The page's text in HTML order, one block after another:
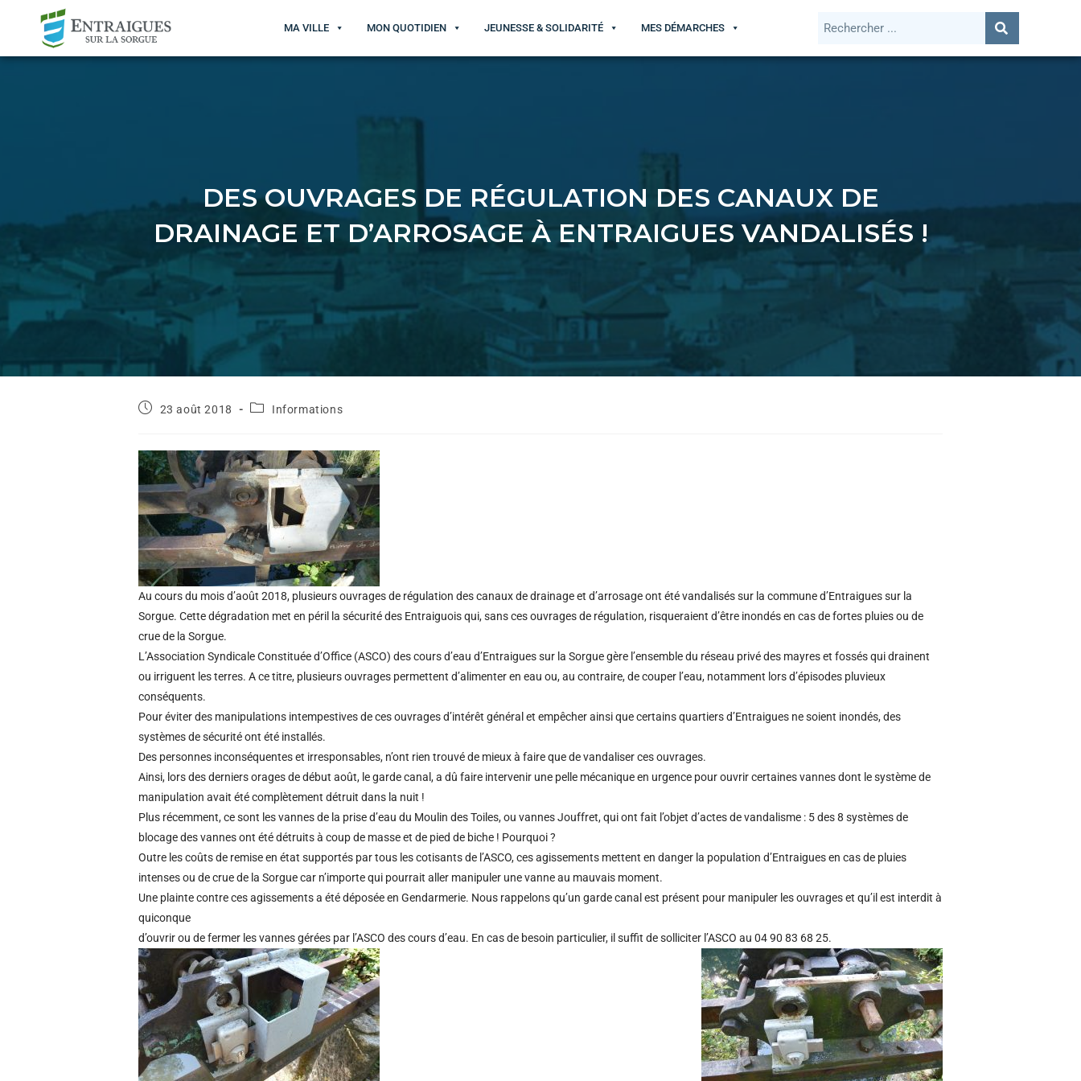
MA VILLE MON QUOTIDIEN JEUNESSE & SOLIDARITÉ MES DÉMARCHES
DES OUVRAGES DE RÉGULATION DES CANAUX DE
DRAINAGE ET D’ARROSAGE À ENTRAIGUES VANDALISÉS !
23 août 2018 Informations
Au cours du mois d’août 2018, plusieurs ouvrages de régulation des canaux de drainage et d’arrosage ont été vandalisés sur la commune d’Entraigues sur la
Sorgue. Cette dégradation met en péril la sécurité des Entraiguois qui, sans ces ouvrages de régulation, risqueraient d’être inondés en cas de fortes pluies ou de
crue de la Sorgue.
L’Association Syndicale Constituée d’Office (ASCO) des cours d’eau d’Entraigues sur la Sorgue gère l’ensemble du réseau privé des mayres et fossés qui drainent
ou irriguent les terres. A ce titre, plusieurs ouvrages permettent d’alimenter en eau ou, au contraire, de couper l’eau, notamment lors d’épisodes pluvieux
conséquents.
Pour éviter des manipulations intempestives de ces ouvrages d’intérêt général et empêcher ainsi que certains quartiers d’Entraigues ne soient inondés, des
systèmes de sécurité ont été installés.
Des personnes inconséquentes et irresponsables, n’ont rien trouvé de mieux à faire que de vandaliser ces ouvrages.
Ainsi, lors des derniers orages de début août, le garde canal, a dû faire intervenir une pelle mécanique en urgence pour ouvrir certaines vannes dont le système de
manipulation avait été complètement détruit dans la nuit !
Plus récemment, ce sont les vannes de la prise d’eau du Moulin des Toiles, ou vannes Jouffret, qui ont fait l’objet d’actes de vandalisme : 5 des 8 systèmes de
blocage des vannes ont été détruits à coup de masse et de pied de biche ! Pourquoi ?
Outre les coûts de remise en état supportés par tous les cotisants de l’ASCO, ces agissements mettent en danger la population d’Entraigues en cas de pluies
intenses ou de crue de la Sorgue car n’importe qui pourrait aller manipuler une vanne au mauvais moment.
Une plainte contre ces agissements a été déposée en Gendarmerie. Nous rappelons qu’un garde canal est présent pour manipuler les ouvrages et qu’il est interdit à
quiconque
d’ouvrir ou de fermer les vannes gérées par l’ASCO des cours d’eau. En cas de besoin particulier, il suffit de solliciter l’ASCO au 04 90 83 68 25.